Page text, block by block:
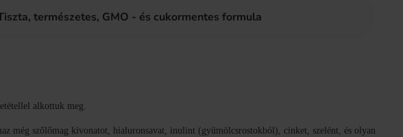
természetes, GMO - és cukormentes formula
alkottuk meg.
még szőlőmag kivonatot, hialuronsavat, inulint (gyümölcsrostokból), cinket, szelént, és olyan